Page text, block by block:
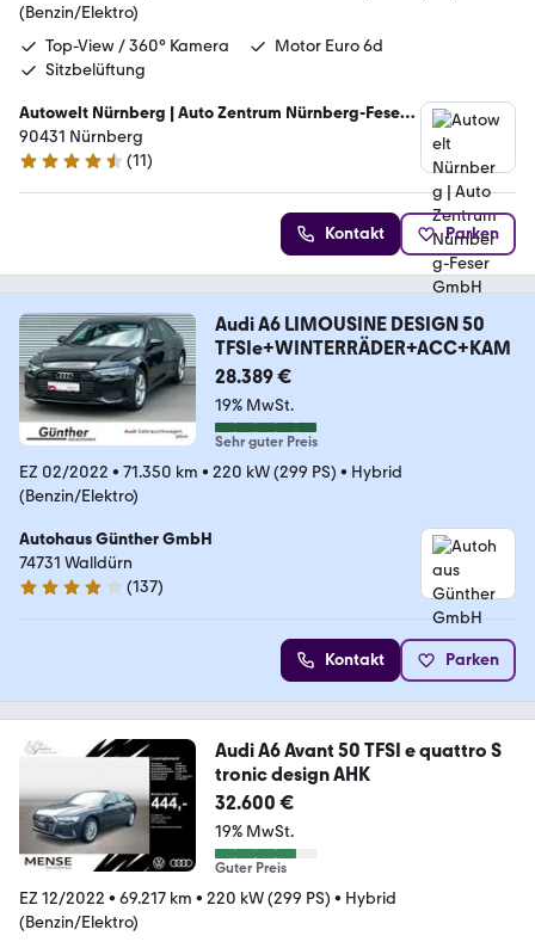
(Benzin/Elektro)
Top-View / 360° Kamera
Motor Euro 6d
Sitzbelüftung
Autowelt Nürnberg | Auto Zentrum Nürnberg-Feser
GmbH
90431 Nürnberg
4.7 Sterne
(11)
Kontakt Parken
Audi A6 LIMOUSINE DESIGN 50
TFSIe+WINTERRÄDER+ACC+KAM
28.389 €
19% MwSt.
Sehr guter Preis
EZ 02/2022 • 71.350 km • 220 kW (299 PS) • Hybrid
(Benzin/Elektro)
Autohaus Günther GmbH
74731 Walldürn
4.1 Sterne
(137)
Kontakt Parken
Audi A6 Avant 50 TFSI e quattro S
tronic design AHK
32.600 €
19% MwSt.
Guter Preis
EZ 12/2022 • 69.217 km • 220 kW (299 PS) • Hybrid
(Benzin/Elektro)